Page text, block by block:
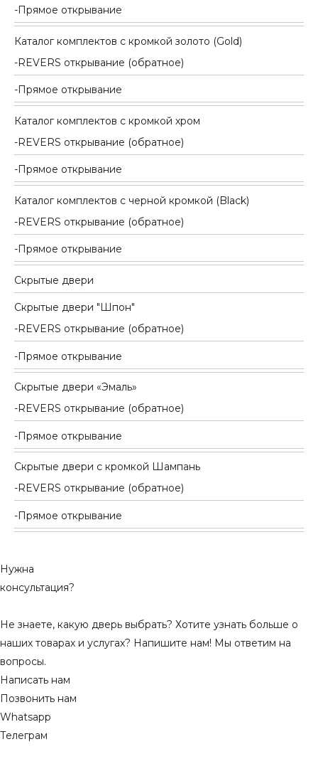
Прямое открывание
Каталог комплектов c кромкой золото (Gold)
REVERS открывание (обратное)
Прямое открывание
Каталог комплектов c кромкой хром
REVERS открывание (обратное)
Прямое открывание
Каталог комплектов c черной кромкой (Black)
REVERS открывание (обратное)
Прямое открывание
Скрытые двери
Скрытые двери "Шпон"
REVERS открывание (обратное)
Прямое открывание
Скрытые двери «Эмаль»
REVERS открывание (обратное)
Прямое открывание
Скрытые двери с кромкой Шампань
REVERS открывание (обратное)
Прямое открывание
Нужна
консультация?
Не знаете, какую дверь выбрать? Хотите узнать больше о
наших товарах и услугах? Напишите нам! Мы ответим на
вопросы.
Написать нам
Позвонить нам
Whatsapp
Телеграм